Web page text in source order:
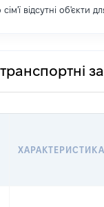
відсутні об'єкти
ХАРАКТЕРИСТИКА